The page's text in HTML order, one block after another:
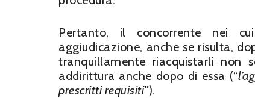
Pertanto, il concorrente nei
aggiudicazione, anche se risulta,
tranquillamente riacquistarli non
addirittura anche dopo di essa (“
prescritti requisiti”).